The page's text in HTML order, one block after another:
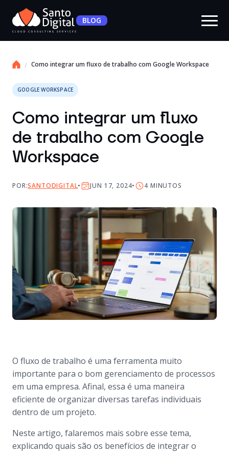
BLOG
Como integrar um fluxo de trabalho com Google Workspace
GOOGLE WORKSPACE
Como integrar um fluxo
de trabalho com Google
Workspace
POR:SANTODIGITAL JUN 17, 2024 4 MINUTOS
O fluxo de trabalho é uma ferramenta muito
importante para o bom gerenciamento de processos
em uma empresa. Afinal, essa é uma maneira
eficiente de organizar diversas tarefas individuais
dentro de um projeto.
Neste artigo, falaremos mais sobre esse tema,
explicando quais são os benefícios de integrar o